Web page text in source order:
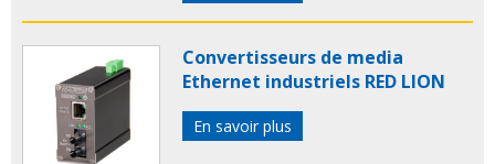
Convertisseurs de media
Ethernet industriels RED LION
En savoir plus